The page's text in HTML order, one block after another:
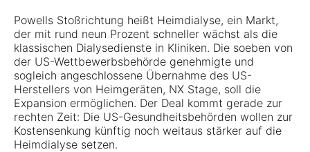
Powells Stoßrichtung heißt Heimdialyse, ein Markt,
der mit rund neun Prozent schneller wächst als die
klassischen Dialysedienste in Kliniken. Die soeben von
der US-Wettbewerbsbehörde genehmigte und
sogleich angeschlossene Übernahme des US-
Herstellers von Heimgeräten, NX Stage, soll die
Expansion ermöglichen. Der Deal kommt gerade zur
rechten Zeit: Die US-Gesundheitsbehörden wollen zur
Kostensenkung künftig noch weitaus stärker auf die
Heimdialyse setzen.